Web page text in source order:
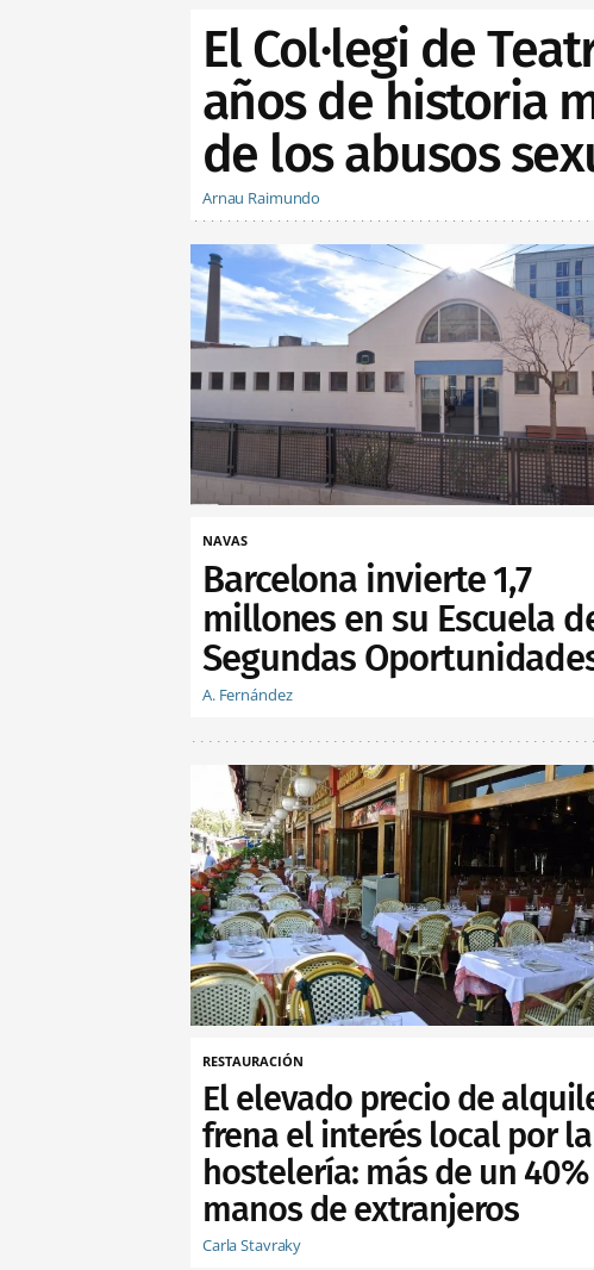
El Col·legi de
años de historia
de los abusos
Arnau Raimundo
NAVAS
Barcelona invierte 1,7
millones en su Escuela
Segundas
A. Fernández
RESTAURACIÓN
El elevado precio de
frena el interés local por la
hostelería: más de un
manos de extranjeros
Carla Stavraky